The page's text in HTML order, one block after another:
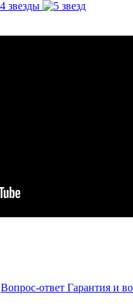
Вопрос-ответ Гарантия и